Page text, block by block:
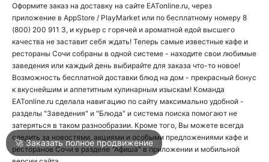
Войти
Написать в техподдержку
Оформите заказ на доставку на сайте EATonline.ru, через
приложение в AppStore / PlayMarket или по бесплатному номеру 8
(800) 200 911 3, и курьер с горячей и ароматной едой высшего
качества не заставит себя ждать! Теперь самые известные кафе и
рестораны Сочи собраны в одной системе - находите свои любимые
заведения или каждый день выбирайте для заказа что-то новое!
Возможность бесплатной доставки блюд на дом - прекрасный бонус
к вкуснейшим и аппетитным кулинарным изыскам! Команда
EATonline.ru сделала навигацию по сайту максимально удобной -
разделы "Заведения" и "Блюда" и система поиска помогают не
затеряться в таком разнообразии. Кроме того, Вы можете всегда
следить за новостями, акциями и особыми предложениями кафе и
ресторанов Сочи в разделе "Афиша" в приложении и мобильной
🚀 Заказать полное продвижение